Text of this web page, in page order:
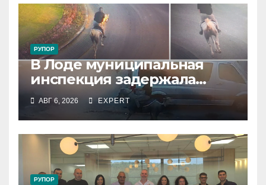
РУПОР
В Лоде муниципальная
инспекция задержала
подростка, устроившего
опасную скачку на лошади
по улицам города
АВГ 6, 2026 EXPERT
РУПОР